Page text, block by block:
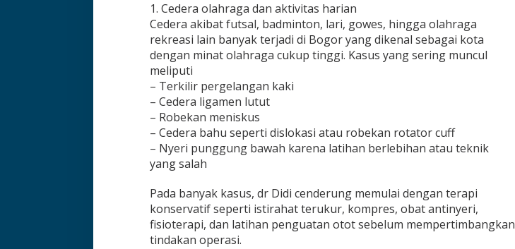
1. Cedera olahraga dan aktivitas harian
Cedera akibat futsal, badminton, lari, gowes, hingga olahraga
rekreasi lain banyak terjadi di Bogor yang dikenal sebagai kota
dengan minat olahraga cukup tinggi. Kasus yang sering muncul
meliputi
– Terkilir pergelangan kaki
– Cedera ligamen lutut
– Robekan meniskus
– Cedera bahu seperti dislokasi atau robekan rotator cuff
– Nyeri punggung bawah karena latihan berlebihan atau teknik
yang salah
Pada banyak kasus, dr Didi cenderung memulai dengan terapi
konservatif seperti istirahat terukur, kompres, obat antinyeri,
fisioterapi, dan latihan penguatan otot sebelum mempertimbangkan
tindakan operasi.